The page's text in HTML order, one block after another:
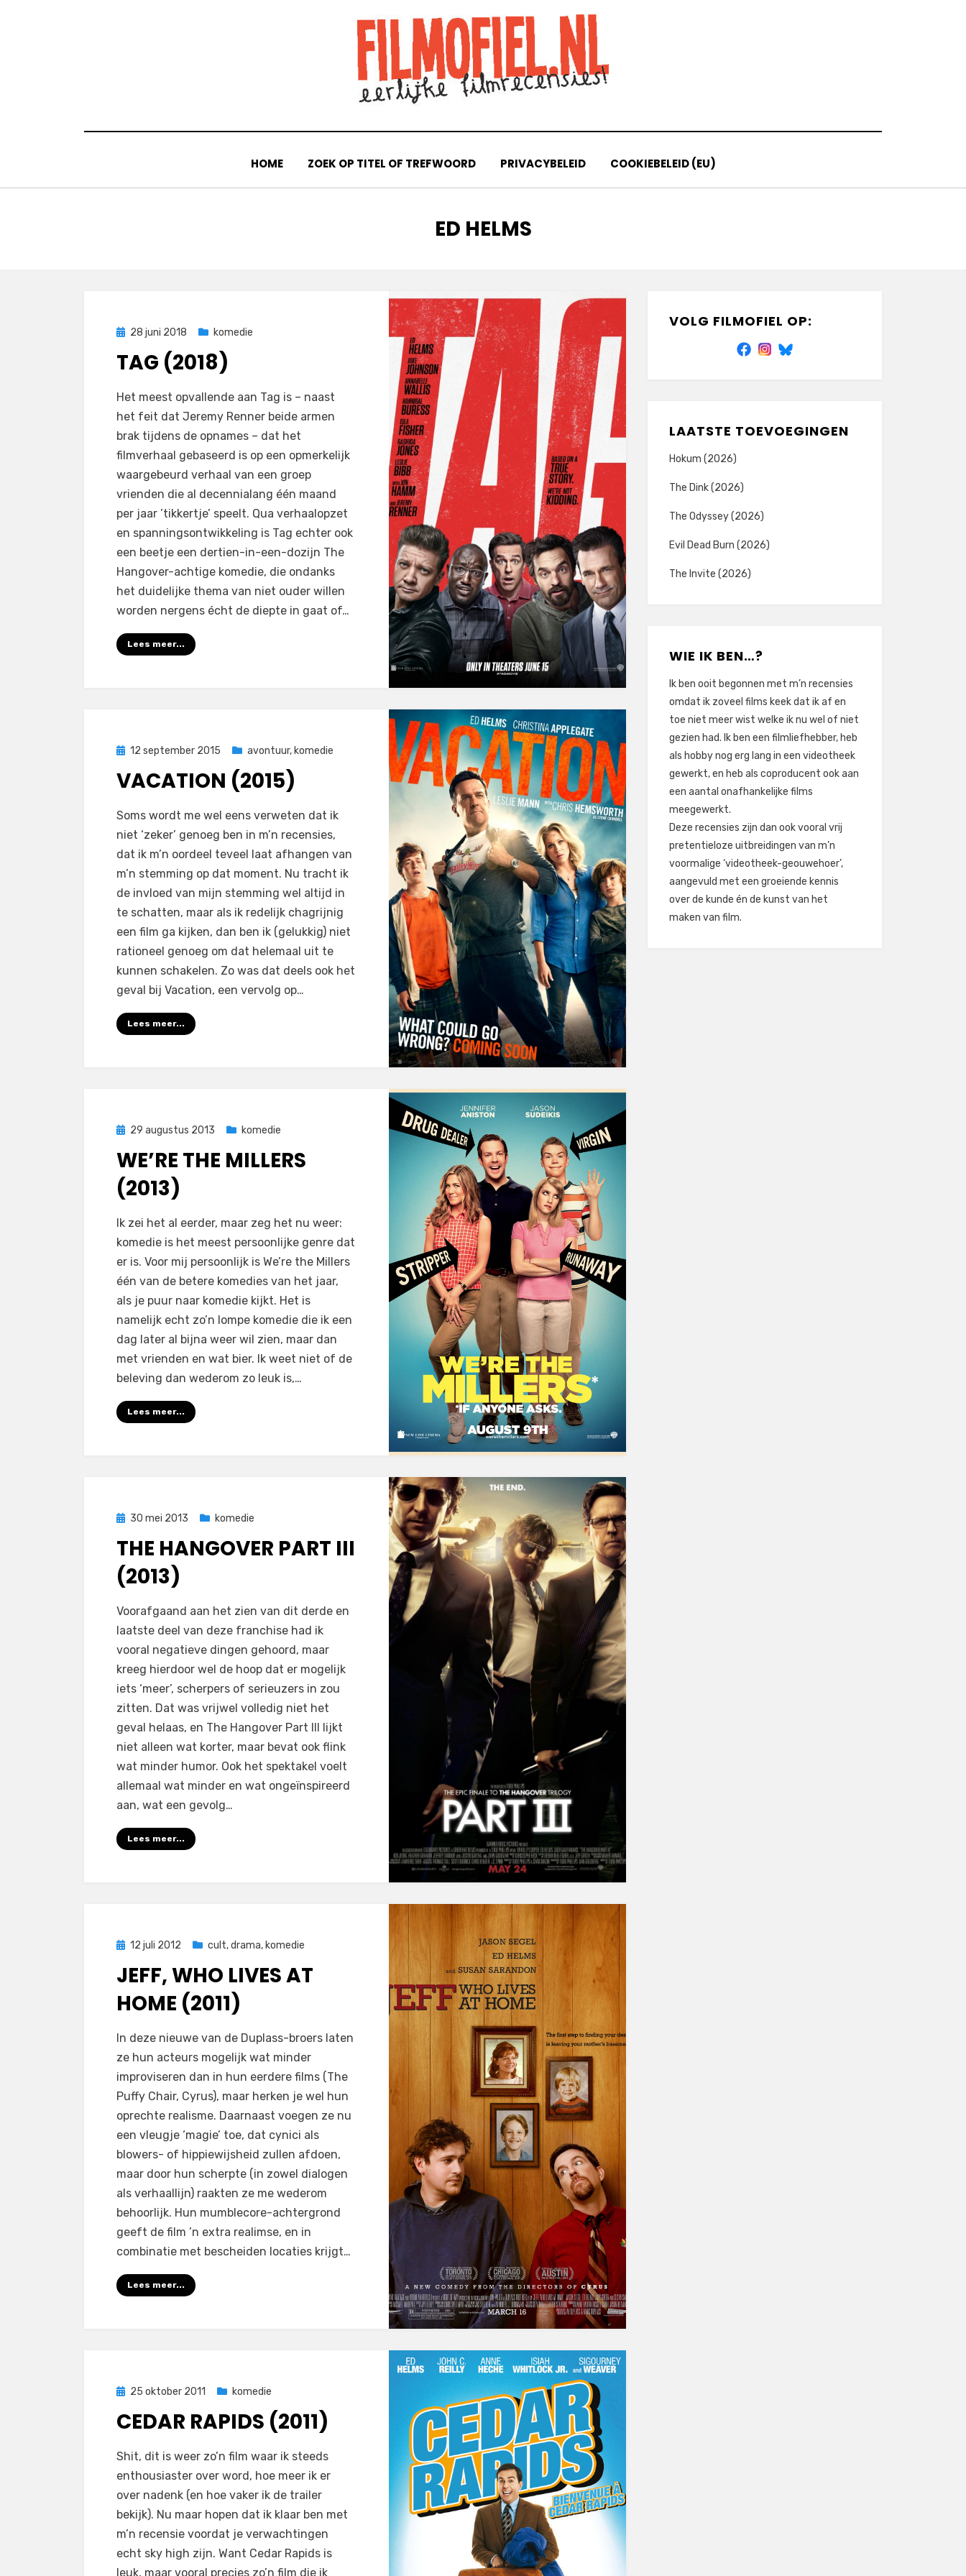
HOME ZOEK OP TITEL OF TREFWOORD PRIVACYBELEID COOKIEBELEID (EU)
TAG
:
ED HELMS
Geplaatst
28 juni 2018 komedie
TAG (2018)
doorFilmofiel.nl
Laat een reactie achterop
Het meest opvallende aan Tag is – naast
het feit dat Jeremy Renner beide armen
brak tijdens de opnames – dat het
filmverhaal gebaseerd is op een opmerkelijk
waargebeurd verhaal van een groep
vrienden die al decennialang één maand
per jaar ’tikkertje’ speelt. Qua verhaalopzet
en spanningsontwikkeling is Tag echter ook
een beetje een dertien-in-een-dozijn The
Hangover-achtige komedie, die ondanks
het duidelijke thema van niet ouder willen
worden nergens écht de diepte in gaat of…
Lees meer...
Geplaatst
12 september 2015 avontuur, komedie
VACATION (2015)
doorFilmofiel.nl
Laat een reactie achterop
Vacation
Soms wordt me wel eens verweten dat ik
niet ‘zeker’ genoeg ben in m’n recensies,
dat ik m’n oordeel teveel laat afhangen van
m’n stemming op dat moment. Nu tracht ik
de invloed van mijn stemming wel altijd in
te schatten, maar als ik redelijk chagrijnig
een film ga kijken, dan ben ik (gelukkig) niet
rationeel genoeg om dat helemaal uit te
kunnen schakelen. Zo was dat deels ook het
geval bij Vacation, een vervolg op…
Lees meer...
Geplaatst
29 augustus 2013 komedie
WE’RE THE MILLERS
(2013)
doorFilmofiel.nl
1 reactieop
We’re
Millers
Ik zei het al eerder, maar zeg het nu weer:
komedie is het meest persoonlijke genre dat
er is. Voor mij persoonlijk is We’re the Millers
één van de betere komedies van het jaar,
als je puur naar komedie kijkt. Het is
namelijk echt zo’n lompe komedie die ik een
dag later al bijna weer wil zien, maar dan
met vrienden en wat bier. Ik weet niet of de
beleving dan wederom zo leuk is,…
Lees meer...
Geplaatst
30 mei 2013 komedie
THE HANGOVER PART III
(2013)
doorFilmofiel.nl
2 reacties op
The
(2013)
Voorafgaand aan het zien van dit derde en
laatste deel van deze franchise had ik
vooral negatieve dingen gehoord, maar
kreeg hierdoor wel de hoop dat er mogelijk
iets ‘meer’, scherpers of serieuzers in zou
zitten. Dat was vrijwel volledig niet het
geval helaas, en The Hangover Part III lijkt
niet alleen wat korter, maar bevat ook flink
wat minder humor. Ook het spektakel voelt
allemaal wat minder en wat ongeïnspireerd
aan, wat een gevolg…
Lees meer...
Geplaatst
12 juli 2012 cult,drama, komedie
JEFF, WHO LIVES AT
HOME (2011)
doorFilmofiel.nl
Laat een reactie achterop
Jeff,
Home
(2011)
In deze nieuwe van de Duplass-broers laten
ze hun acteurs mogelijk wat minder
improviseren dan in hun eerdere films (The
Puffy Chair, Cyrus), maar herken je wel hun
oprechte realisme. Daarnaast voegen ze nu
een vleugje ‘magie’ toe, dat cynici als
blowers- of hippiewijsheid zullen afdoen,
maar door hun scherpte (in zowel dialogen
als verhaallijn) raakten ze me wederom
behoorlijk. Hun mumblecore-achtergrond
geeft de film ’n extra realimse, en in
combinatie met bescheiden locaties krijgt…
Lees meer...
Geplaatst
25 oktober 2011 komedie
CEDAR RAPIDS (2011)
doorFilmofiel.nl
1 reactie op
Cedar
Rapids
(2011)
Shit, dit is weer zo’n film waar ik steeds
enthousiaster over word, hoe meer ik er
over nadenk (en hoe vaker ik de trailer
bekijk). Nu maar hopen dat ik klaar ben met
m’n recensie voordat je verwachtingen
echt sky high zijn. Want Cedar Rapids is
leuk, maar vooral precies zo’n film die ik
VOLG FILMOFIEL OP:
LAATSTE TOEVOEGINGEN
Hokum (2026)
The Dink (2026)
The Odyssey (2026)
Evil Dead Burn (2026)
The Invite (2026)
WIE IK BEN…?
Ik ben ooit begonnen met m’n recensies
omdat ik zoveel films keek dat ik af en
toe niet meer wist welke ik nu wel of niet
gezien had. Ik ben een filmliefhebber, heb
als hobby nog erg lang in een videotheek
gewerkt, en heb als coproducent ook aan
een aantal onafhankelijke films
meegewerkt.
Deze recensies zijn dan ook vooral vrij
pretentieloze uitbreidingen van m’n
voormalige ‘videotheek-geouwehoer’,
aangevuld met een groeiende kennis
over de kunde én de kunst van het
maken van film.